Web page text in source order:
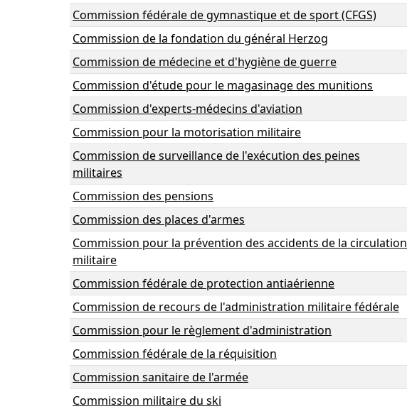
Commission fédérale de gymnastique et de sport (CFGS)
Commission de la fondation du général Herzog
Commission de médecine et d'hygiène de guerre
Commission d'étude pour le magasinage des munitions
Commission d'experts-médecins d'aviation
Commission pour la motorisation militaire
Commission de surveillance de l'exécution des peines
militaires
Commission des pensions
Commission des places d'armes
Commission pour la prévention des accidents de la circulation
militaire
Commission fédérale de protection antiaérienne
Commission de recours de l'administration militaire fédérale
Commission pour le règlement d'administration
Commission fédérale de la réquisition
Commission sanitaire de l'armée
Commission militaire du ski